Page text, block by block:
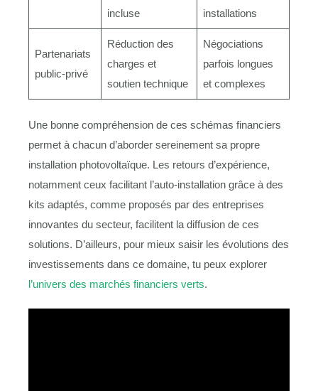
incluse
installations
Partenariats
public-privé
Réduction des
charges et
soutien technique
Négociations
parfois longues
et complexes
Une bonne compréhension de ces schémas financiers
permet à chacun d’aborder sereinement sa propre
installation photovoltaïque. Les retours d’expérience,
notamment ceux facilitant l’auto-installation grâce à des
kits adaptés, comme proposés par des entreprises
innovantes du secteur, facilitent la diffusion de ces
solutions. D’ailleurs, pour mieux saisir les évolutions des
investissements dans ce domaine, tu peux explorer
l’univers des marchés financiers verts.